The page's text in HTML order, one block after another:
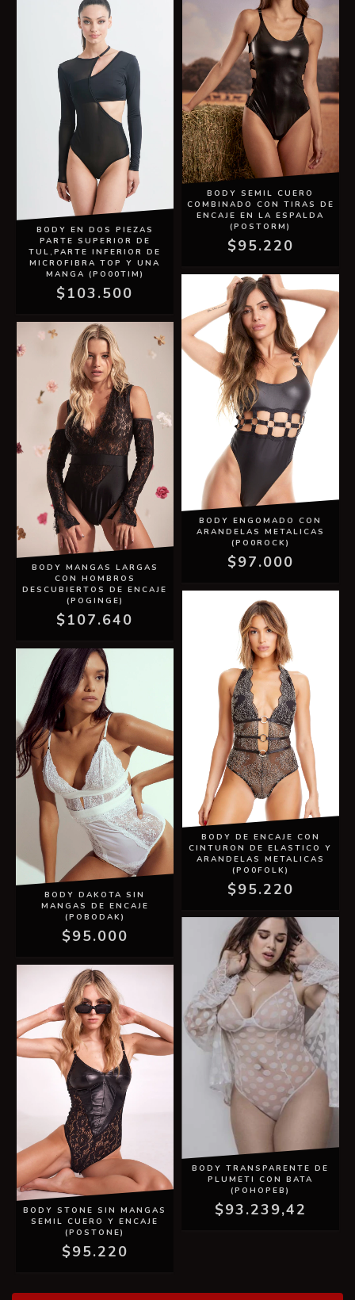
BODY EN DOS PIEZAS
PARTE SUPERIOR DE
TUL,PARTE INFERIOR DE
MICROFIBRA TOP Y UNA
MANGA (PO00TIM)
$103.500
BODY SEMIL CUERO
COMBINADO CON TIRAS DE
ENCAJE EN LA ESPALDA
(POSTORM)
$95.220
BODY MANGAS LARGAS
CON HOMBROS
DESCUBIERTOS DE ENCAJE
(POGINGE)
$107.640
BODY ENGOMADO CON
ARANDELAS METALICAS
(PO0ROCK)
$97.000
BODY DAKOTA SIN
MANGAS DE ENCAJE
(POBODAK)
$95.000
BODY DE ENCAJE CON
CINTURON DE ELASTICO Y
ARANDELAS METALICAS
(PO0FOLK)
$95.220
BODY STONE SIN MANGAS
SEMIL CUERO Y ENCAJE
(POSTONE)
$95.220
BODY TRANSPARENTE DE
PLUMETI CON BATA
(POHOPEB)
$93.239,42